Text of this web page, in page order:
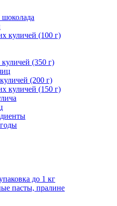
куличей (100 г)
(350 г)
(200 г)
куличей (150 г)
до 1 кг
пасты, пралине